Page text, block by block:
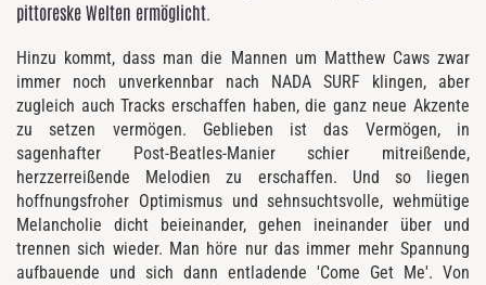
pittoreske Welten ermöglicht.
Hinzu kommt, dass man die Mannen um Matthew Caws zwar
immer noch unverkennbar nach NADA SURF klingen, aber
zugleich auch Tracks erschaffen haben, die ganz neue Akzente
zu setzen vermögen. Geblieben ist das Vermögen, in
sagenhafter Post-Beatles-Manier schier mitreißende,
herzzerreißende Melodien zu erschaffen. Und so liegen
hoffnungsfroher Optimismus und sehnsuchtsvolle, wehmütige
Melancholie dicht beieinander, gehen ineinander über und
trennen sich wieder. Man höre nur das immer mehr Spannung
aufbauende und sich dann entladende 'Come Get Me'. Von